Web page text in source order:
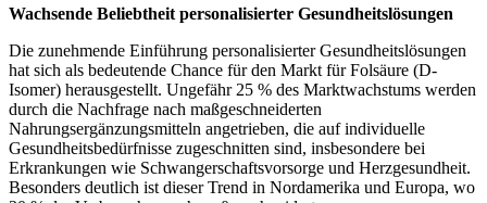
Wachsende Beliebtheit personalisierter Gesundheitslösungen
Die zunehmende Einführung personalisierter Gesundheitslösungen
hat sich als bedeutende Chance für den Markt für Folsäure (D-
Isomer) herausgestellt. Ungefähr 25 % des Marktwachstums werden
durch die Nachfrage nach maßgeschneiderten
Nahrungsergänzungsmitteln angetrieben, die auf individuelle
Gesundheitsbedürfnisse zugeschnitten sind, insbesondere bei
Erkrankungen wie Schwangerschaftsvorsorge und Herzgesundheit.
Besonders deutlich ist dieser Trend in Nordamerika und Europa, wo